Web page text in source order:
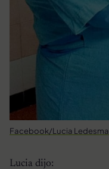
Facebook/Lucia Ledesma
Lucia dijo: